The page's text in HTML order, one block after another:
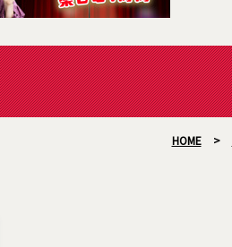
HOME >